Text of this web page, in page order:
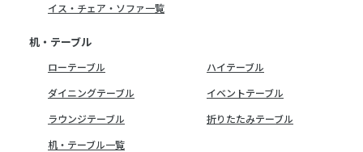
イス・チェア・ソファ一覧
机・テーブル
ローテーブル
ハイテーブル
ダイニングテーブル
イベントテーブル
ラウンジテーブル
折りたたみテーブル
机・テーブル一覧